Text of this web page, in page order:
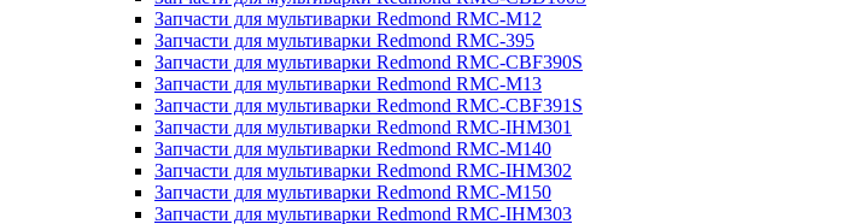
Запчасти для мультиварки Redmond RMC-M12
Запчасти для мультиварки Redmond RMC-395
Запчасти для мультиварки Redmond RMC-CBF390S
Запчасти для мультиварки Redmond RMC-M13
Запчасти для мультиварки Redmond RMC-CBF391S
Запчасти для мультиварки Redmond RMC-IHM301
Запчасти для мультиварки Redmond RMC-M140
Запчасти для мультиварки Redmond RMC-IHM302
Запчасти для мультиварки Redmond RMC-M150
Запчасти для мультиварки Redmond RMC-IHM303